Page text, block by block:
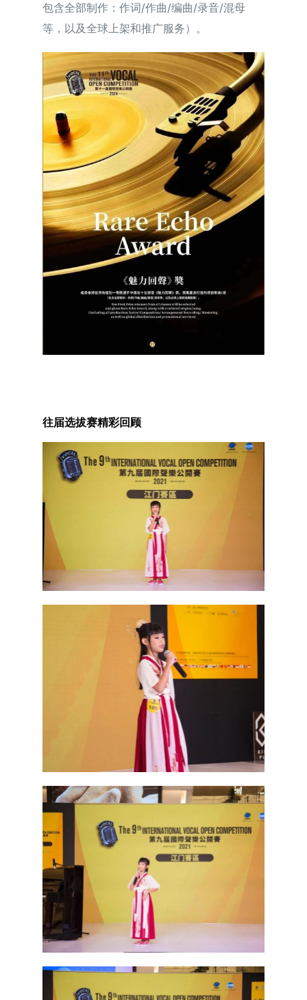
包含全部制作：作词/作曲/编曲/录音/混母
等，以及全球上架和推广服务）。
往届选拔赛精彩回顾